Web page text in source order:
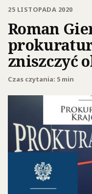
25 LISTOPADA 2020
Roman
zniszczyć
Czas czytania: 5 min